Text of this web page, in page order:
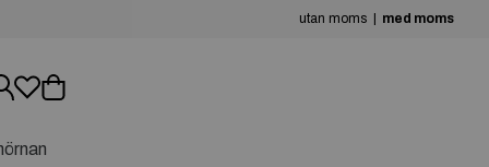
utan moms med moms